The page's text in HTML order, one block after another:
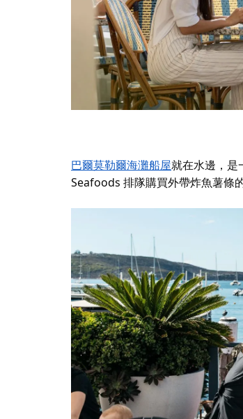
巴爾莫勒爾海灘船屋就在水邊，
Seafoods 排隊購買外帶炸魚薯條